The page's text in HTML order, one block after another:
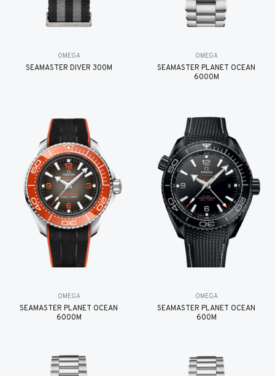
OMEGA
SEAMASTER DIVER 300M
OMEGA
SEAMASTER PLANET OCEAN
6000M
OMEGA
SEAMASTER PLANET OCEAN
6000M
OMEGA
SEAMASTER PLANET OCEAN
600M